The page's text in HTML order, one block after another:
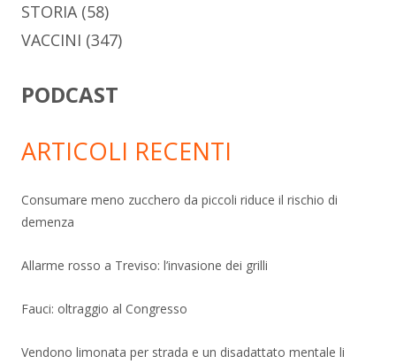
STORIA(58)
VACCINI (347)
PODCAST
ARTICOLI RECENTI
Consumare meno zucchero da piccoli riduce il rischio di
demenza
Allarme rosso a Treviso: l’invasione dei grilli
Fauci: oltraggio al Congresso
Vendono limonata per strada e un disadattato mentale li